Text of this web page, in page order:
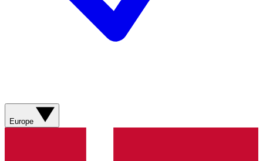
Europe